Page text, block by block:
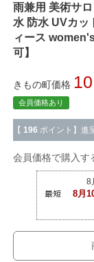
雨兼用 美術サ
水 防水 UVカッ
ィース
可】
きもの町価格
会員価格あり
【 196 ポイント】進
会員価格で購入す